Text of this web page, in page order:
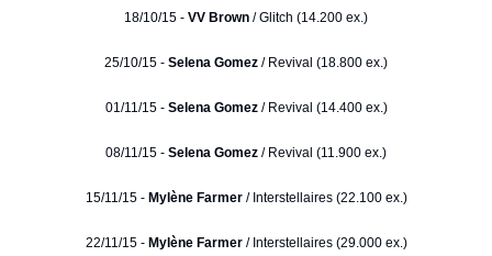
18/10/15 - VV Brown / Glitch (14.200 ex.)
25/10/15 - Selena Gomez / Revival (18.800 ex.)
01/11/15 - Selena Gomez/ Revival (14.400 ex.)
08/11/15 - Selena Gomez / Revival (11.900 ex.)
15/11/15 - Mylène Farmer/ Interstellaires (22.100 ex.)
22/11/15 - Mylène Farmer/ Interstellaires (29.000 ex.)